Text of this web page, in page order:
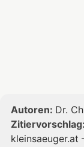
Autoren: Dr.
Zitiervorschlag:
kleinsaeuger.at